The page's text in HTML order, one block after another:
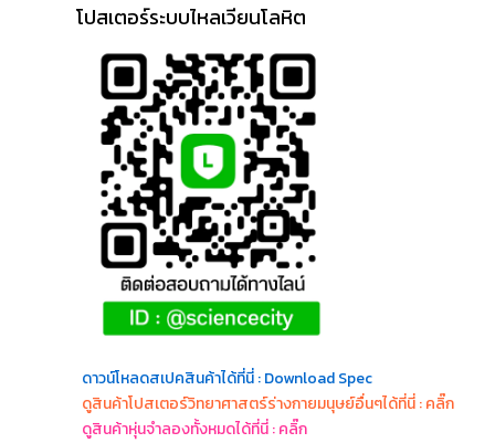
โปสเตอร์ระบบไหลเวียนโลหิต
ดาวน์โหลดสเปคสินค้าได้ที่นี่ : Download Spec
ดูสินค้าโปสเตอร์วิทยาศาสตร์ร่างกายมนุษย์อื่นๆได้ที่นี่ : คลิ๊ก
ดูสินค้าหุ่นจำลองทั้งหมดได้ที่นี่ : คลิ๊ก